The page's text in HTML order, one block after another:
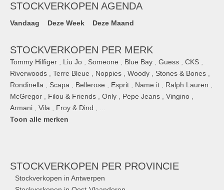
STOCKVERKOPEN AGENDA
Vandaag Deze Week Deze Maand
STOCKVERKOPEN PER MERK
Tommy Hilfiger Liu Jo Someone Blue Bay Guess CKS
Riverwoods
Terre Bleue Noppies Woody Stones & Bones
Rondinella
Scapa Bellerose Esprit Name it Ralph Lauren
McGregor
Filou & Friends Only Pepe Jeans Vingino
Armani
Vila Froy & Dind
Toon alle merken
STOCKVERKOPEN PER PROVINCIE
Stockverkopen in Antwerpen